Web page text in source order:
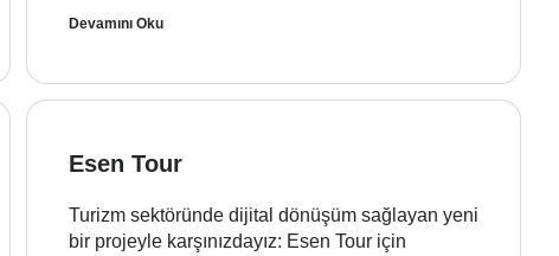
Devamını Oku
Esen Tour
Turizm sektöründe dijital dönüşüm sağlayan yeni
bir projeyle karşınızdayız: Esen Tour için